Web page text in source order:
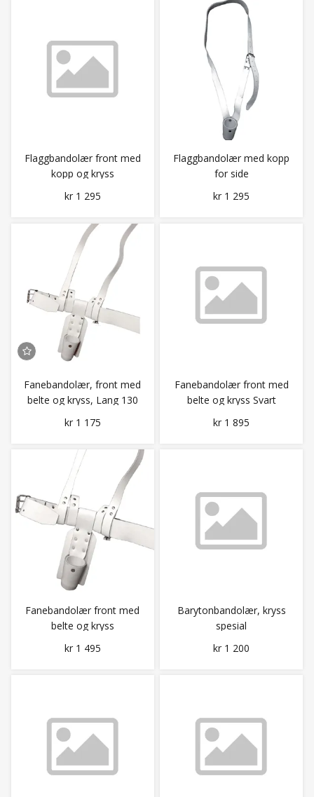
Flaggbandolær front med
kopp og kryss
kr 1 295
Flaggbandolær med kopp
for side
kr 1 295
Fanebandolær, front med
belte og kryss, Lang 130
kr 1 175
Fanebandolær front med
belte og kryss Svart
kr 1 895
Fanebandolær front med
belte og kryss
kr 1 495
Barytonbandolær, kryss
spesial
kr 1 200